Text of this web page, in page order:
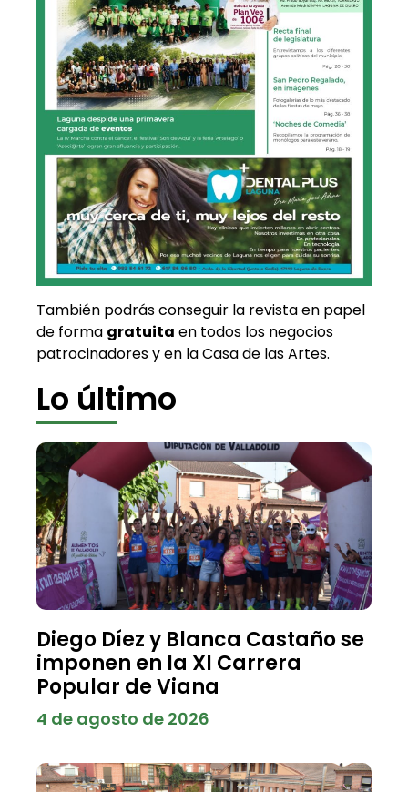
También podrás conseguir la revista en papel
de forma gratuita en todos los negocios
patrocinadores y en la Casa de las Artes.
Lo último
Diego Díez y Blanca Castaño se
imponen en la XI Carrera
Popular de Viana
4 de agosto de 2026